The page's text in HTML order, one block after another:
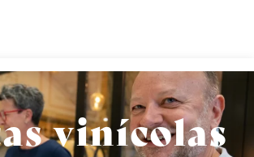
vinícolas